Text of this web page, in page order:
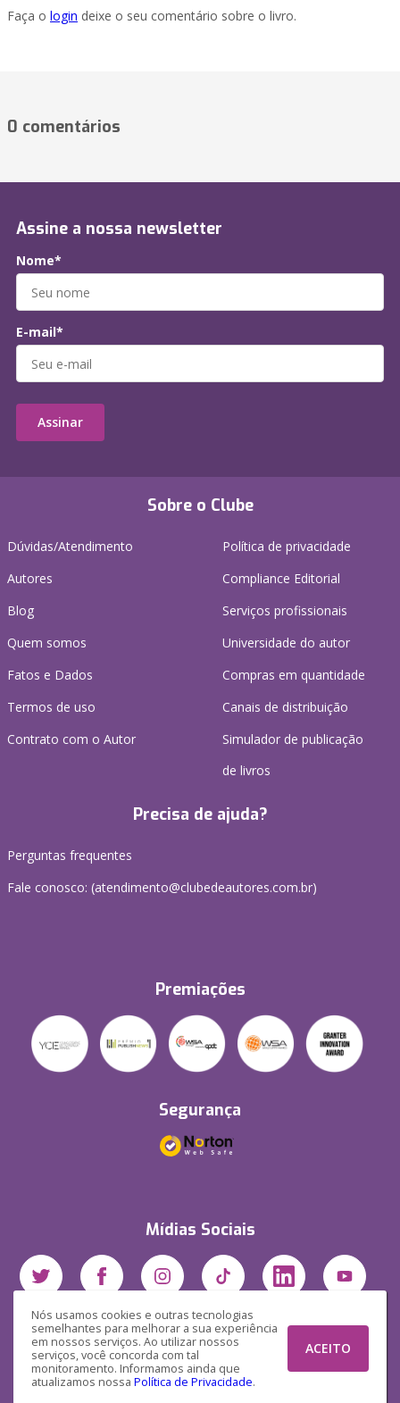
Nós usamos cookies e outras tecnologias
semelhantes para melhorar a sua experiência
em nossos serviços. Ao utilizar nossos
serviços, você concorda com tal
monitoramento. Informamos ainda que
atualizamos nossa Política de Privacidade.
ACEITO
Faça o login deixe o seu comentário sobre o livro.
0 comentários
Sobre o Clube
Dúvidas/Atendimento
Autores
Blog
Quem somos
Fatos e Dados
Termos de uso
Contrato com o Autor
Política de privacidade
Compliance Editorial
Serviços profissionais
Universidade do autor
Compras em quantidade
Canais de distribuição
Simulador de publicação
de livros
Precisa de ajuda?
Perguntas frequentes
Fale conosco: (atendimento@clubedeautores.com.br)
Premiações
Segurança
Mídias Sociais
Assine a nossa newsletter
Nome*
E-mail*
Assinar